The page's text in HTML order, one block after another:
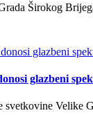
Širokog
glazbeni
Velike